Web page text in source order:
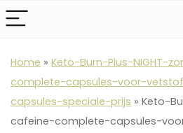
Home » Keto-Burn-Plus-NIGHT-
complete-capsules-voor-
capsules-speciale-prijs » Keto-
cafeine-complete-capsules-